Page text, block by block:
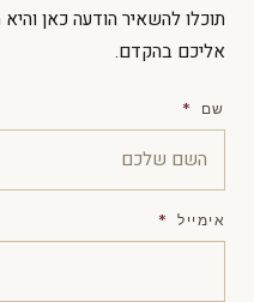
תוכלו להשאיר הודעה כאן
אליכם בהקדם.
שם *
אימייל *